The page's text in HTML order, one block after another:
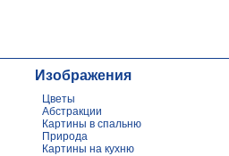
Изображения
Цветы
Абстракции
Картины в спальню
Природа
Картины на кухню